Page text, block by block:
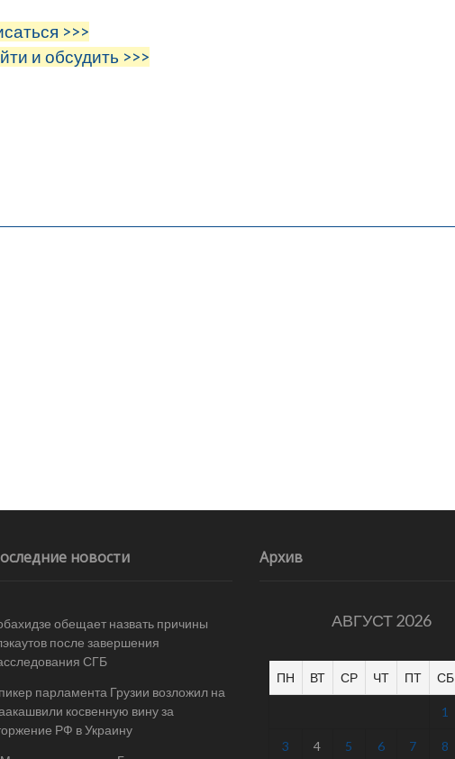
>>>
и обсудить >>>
новости
обещает назвать причины
после завершения
СГБ
парламента Грузии возложил на
косвенную вину за
РФ в Украину
Архив
АВГУСТ 2026
ПН ВТ СР ЧТ ПТ СБ
1
3 4 5 6 7 8